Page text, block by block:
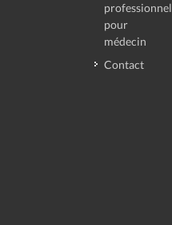
professionnel
pour
médecin
Contact